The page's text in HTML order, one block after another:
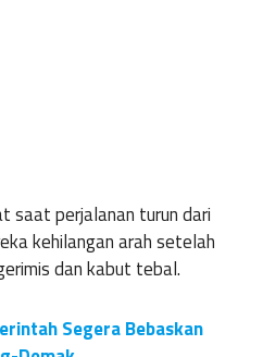
saat perjalanan turun dari
kehilangan arah setelah
dan kabut tebal.
Segera Bebaskan